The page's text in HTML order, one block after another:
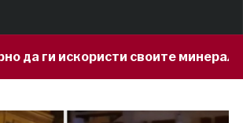
минерални богатства